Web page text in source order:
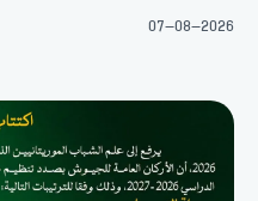
07-08-2026